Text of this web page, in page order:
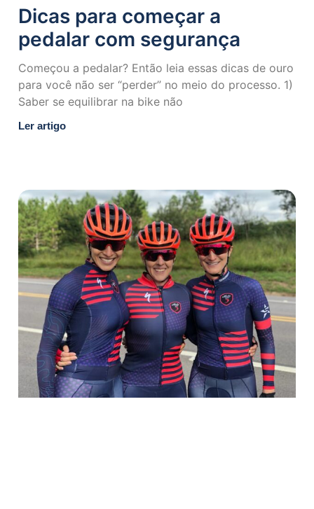
Dicas para começar a
pedalar com segurança
Começou a pedalar? Então leia essas dicas de ouro
para você não ser “perder” no meio do processo. 1)
Saber se equilibrar na bike não
Ler artigo